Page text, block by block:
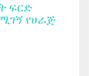
ፍርድ
የሀራጅ